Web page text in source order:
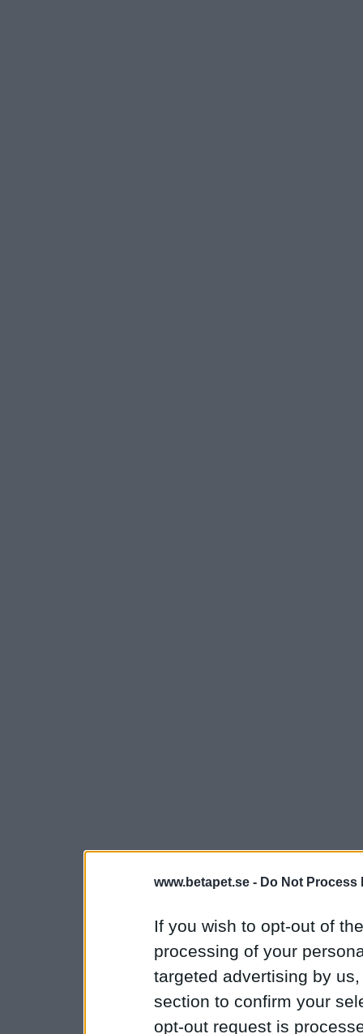
www.betapet.se - Do Not Process
If you wish to opt-out of
processing of your
targeted advertising by
section to confirm your
opt-out request is